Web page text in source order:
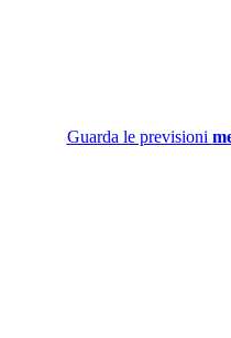
Guarda le previsioni